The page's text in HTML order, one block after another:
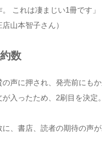
。 これは凄まじい1冊です
山本智子さん）
数
の声に押され、発売前にも
入ったため、2刷目を決定。
に、書店、読者の期待の声